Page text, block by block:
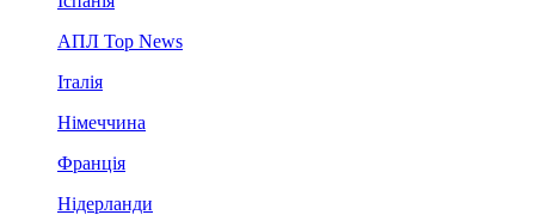
АПЛ Top News
Італія
Німеччина
Франція
Нідерланди